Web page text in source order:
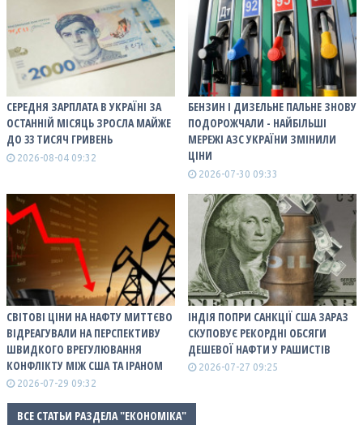
СЕРЕДНЯ ЗАРПЛАТА В УКРАЇНІ ЗА
ОСТАННІЙ МІСЯЦЬ ЗРОСЛА МАЙЖЕ
ДО 33 ТИСЯЧ ГРИВЕНЬ
2026-08-04 09:32
БЕНЗИН І ДИЗЕЛЬНЕ ПАЛЬНЕ ЗНОВУ
ПОДОРОЖЧАЛИ - НАЙБІЛЬШІ
МЕРЕЖІ АЗС УКРАЇНИ ЗМІНИЛИ
ЦІНИ
2026-07-30 09:33
СВІТОВІ ЦІНИ НА НАФТУ МИТТЄВО
ВІДРЕАГУВАЛИ НА ПЕРСПЕКТИВУ
ШВИДКОГО ВРЕГУЛЮВАННЯ
КОНФЛІКТУ МІЖ США ТА ІРАНОМ
2026-07-29 09:32
ІНДІЯ ПОПРИ САНКЦІЇ США ЗАРАЗ
СКУПОВУЄ РЕКОРДНІ ОБСЯГИ
ДЕШЕВОЇ НАФТИ У РАШИСТІВ
2026-07-27 09:25
ВСЕ СТАТЬИ РАЗДЕЛА "ЕКОНОМІКА"